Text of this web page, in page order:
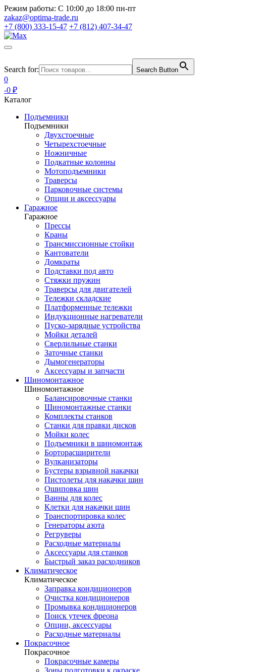
Режим работы: С 10:00 до 18:00 пн-пт
zakaz@optima-trade.ru
+7 (800) 333-15-47 +7 (812) 407-34-47
Search for: Search Button
0
-0 ₽
Каталог
Подъемники
Подъемники
Двухстоечные
Четырехстоечные
Ножничные
Подкатные колонны
Мотоподъемники
Траверсы
Парковочные системы
Опции и аксессуары
Гаражное
Гаражное
Прессы
Краны
Трансмиссионные стойки
Кантователи
Домкраты
Подставки под авто
Стяжки пружин
Траверсы для двигателей
Тележки складские
Платформенные тележки
Индукционные нагреватели
Пуско-зарядные устройства
Мойки деталей
Сверлильные станки
Заточные станки
Дымогенераторы
Аксессуары и запчасти
Шиномонтажное
Шиномонтажное
Балансировочные станки
Шиномонтажные станки
Комплекты станков
Станки для правки дисков
Мойки колес
Подъемники в шиномонтаж
Борторасширители
Вулканизаторы
Бустеры взрывной накачки
Пистолеты для накачки шин
Ошиповка шин
Ванны для колес
Клетки для накачки шин
Транспортировка колес
Генераторы азота
Регруверы
Расходные материалы
Аксессуары для станков
Быстрый заказ расходников
Климатическое
Климатическое
Заправка кондиционеров
Очистка кондиционеров
Промывка кондиционеров
Поиск утечек фреона
Опции, аксессуары
Расходные материалы
Покрасочное
Покрасочное
Покрасочные камеры
Зоны подготовки к окраске